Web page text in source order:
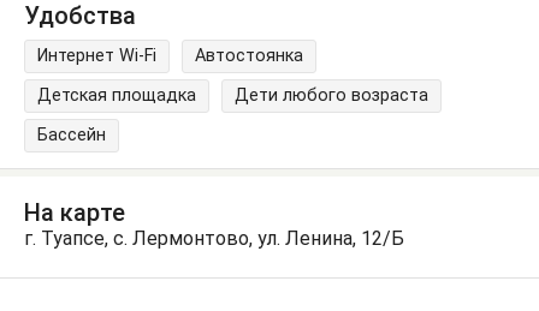
Удобства
Интернет Wi-Fi
Автостоянка
Детская площадка
Дети любого возраста
Бассейн
На карте
г. Туапсе, с. Лермонтово, ул. Ленина, 12/Б